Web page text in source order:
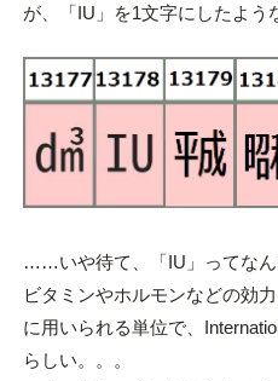
が、「IU」を1文字にしたよう
……いや待て、「IU」ってなん
ビタミンやホルモンなどの効
に用いられる単位で、
らしい。。。